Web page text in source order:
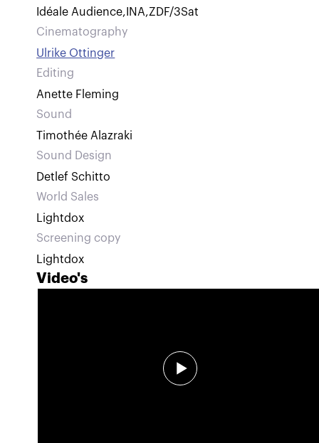
Idéale Audience, INA,ZDF/3Sat
Cinematography
Ulrike Ottinger
Editing
Anette Fleming
Sound
Timothée Alazraki
Sound Design
Detlef Schitto
World Sales
Lightdox
Screening copy
Lightdox
Video's